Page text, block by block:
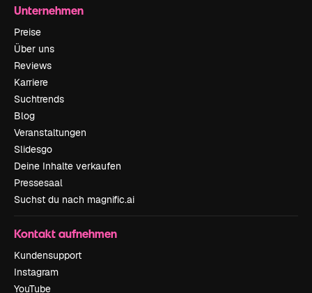
Unternehmen
Preise
Über uns
Reviews
Karriere
Suchtrends
Blog
Veranstaltungen
Slidesgo
Deine Inhalte verkaufen
Pressesaal
Suchst du nach magnific.ai
Kontakt aufnehmen
Kundensupport
Instagram
YouTube